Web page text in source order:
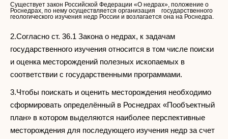
Существует закон Российской Федерации «О недрах», положение о
Роснедрах, по нему осуществляется организация государственного
геологического изучения недр России и возлагается она на Роснедра.
2.Согласно ст. 36.1 Закона о недрах, к задачам
государственного изучения относится в том числе поиски
и оценка месторождений полезных ископаемых в
соответствии с государственными программами.
3.Чтобы поискать и оценить месторождения необходимо
сформировать определённый в Роснедрах «Пообъектный
план» в котором выделяются наиболее перспективные
месторождения для последующего изучения недр за счет